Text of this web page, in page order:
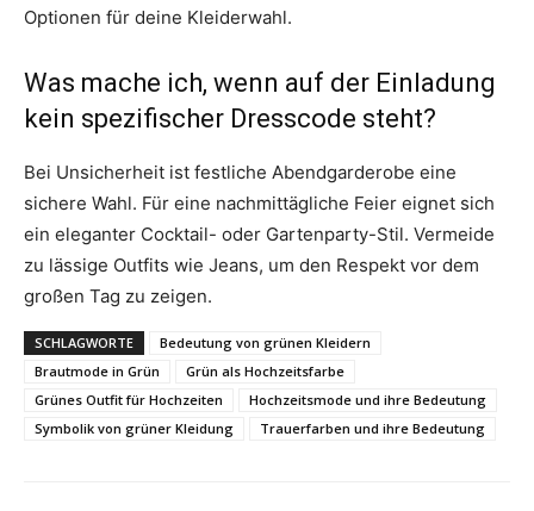
Optionen für deine Kleiderwahl.
Was mache ich, wenn auf der Einladung
kein spezifischer Dresscode steht?
Bei Unsicherheit ist festliche Abendgarderobe eine
sichere Wahl. Für eine nachmittägliche Feier eignet sich
ein eleganter Cocktail- oder Gartenparty-Stil. Vermeide
zu lässige Outfits wie Jeans, um den Respekt vor dem
großen Tag zu zeigen.
SCHLAGWORTE
Bedeutung von grünen Kleidern
Brautmode in Grün
Grün als Hochzeitsfarbe
Grünes Outfit für Hochzeiten
Hochzeitsmode und ihre Bedeutung
Symbolik von grüner Kleidung
Trauerfarben und ihre Bedeutung